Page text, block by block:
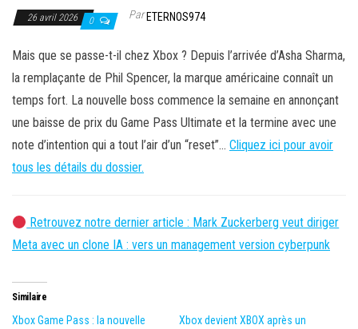
26 avril 2026 0 ParETERNOS974
Mais que se passe-t-il chez Xbox ? Depuis l’arrivée d’Asha Sharma,
la remplaçante de Phil Spencer, la marque américaine connaît un
temps fort. La nouvelle boss commence la semaine en annonçant
une baisse de prix du Game Pass Ultimate et la termine avec une
note d’intention qui a tout l’air d’un “reset”… Cliquez ici pour avoir
tous les détails du dossier.
Retrouvez notre dernier article : Mark Zuckerberg veut diriger
Meta avec un clone IA : vers un management version cyberpunk
Similaire
Xbox Game Pass : la nouvelle
Xbox devient XBOX après un